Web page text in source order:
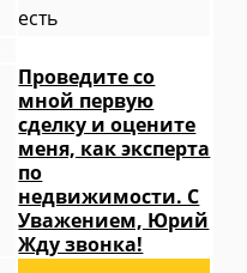
есть
Проведите со
мной первую
сделку и оцените
меня, как эксперта
по
недвижимости. С
Уважением, Юрий
Жду звонка!